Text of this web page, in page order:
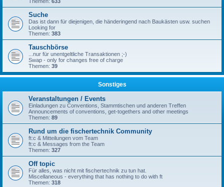
Suche
Das ist dann für diejenigen, die händeringend nach Baukästen usw. suchen
Looking for
Themen: 383
Tauschbörse
...nur für unentgeltliche Transaktionen ;-)
Swap - only for changes free of charge
Themen: 39
Sonstiges
Veranstaltungen / Events
Einladungen zu Conventions, Stammtischen und anderen Treffen
Announcements of conventions, get-togethers and other meetings
Themen: 89
Rund um die fischertechnik Community
ft:c & Mitteilungen vom Team
ft:c & Messages from the Team
Themen: 327
Off topic
Für alles, was nicht mit fischertechnik zu tun hat.
Miscellaneous - everything that has nothing to do with ft
Themen: 318